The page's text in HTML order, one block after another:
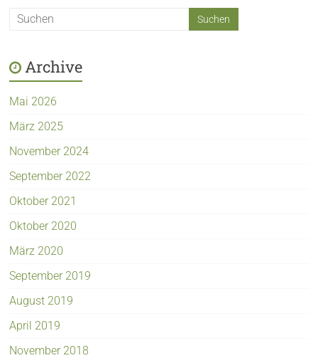
Archive
Mai 2026
März 2025
November 2024
September 2022
Oktober 2021
Oktober 2020
März 2020
September 2019
August 2019
April 2019
November 2018